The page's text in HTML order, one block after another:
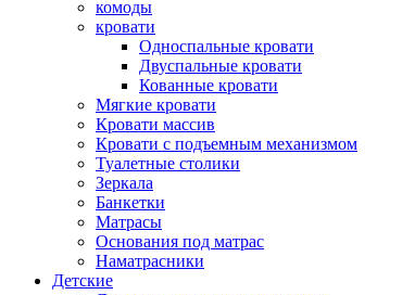
комоды
кровати
Односпальные кровати
Двуспальные кровати
Кованные кровати
Мягкие кровати
Кровати массив
Кровати с подъемным механизмом
Туалетные столики
Зеркала
Банкетки
Матрасы
Основания под матрас
Наматрасники
Детские